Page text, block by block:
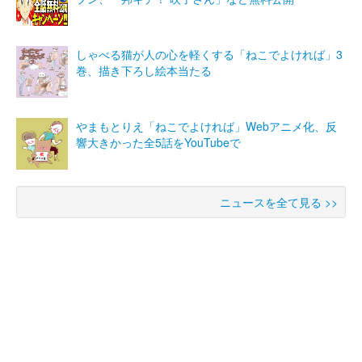
しゃべる猫が人の心を軽くする「ねこでよければ」3
巻、描き下ろし絵本当たる
やまもとりえ「ねこでよければ」Webアニメ化、反
響大きかった全5話をYouTubeで
ニュースを全て見る >>